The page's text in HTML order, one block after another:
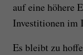
auf eine höhere
Investitionen im
Es bleibt zu